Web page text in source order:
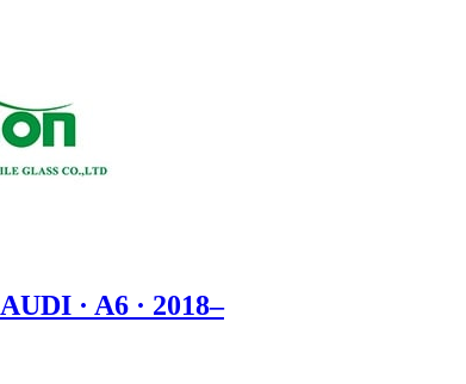
AUDI · A6 · 2018–